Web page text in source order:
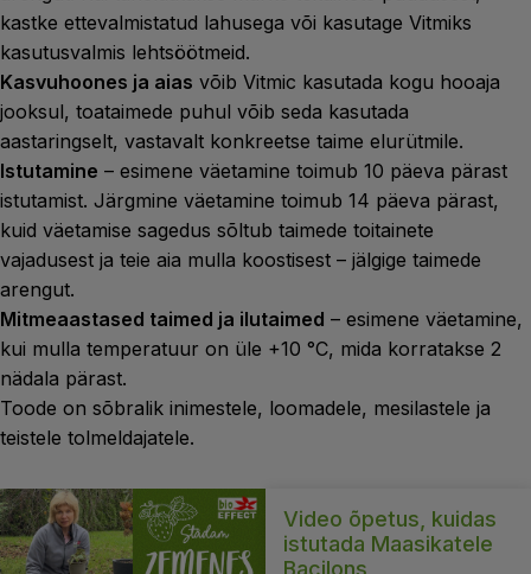
kastke ettevalmistatud lahusega või kasutage Vitmiks
kasutusvalmis lehtsöötmeid.
Kasvuhoones ja aias võib Vitmic kasutada kogu hooaja
jooksul, toataimede puhul võib seda kasutada
aastaringselt, vastavalt konkreetse taime elurütmile.
Istutamine – esimene väetamine toimub 10 päeva pärast
istutamist. Järgmine väetamine toimub 14 päeva pärast,
kuid väetamise sagedus sõltub taimede toitainete
vajadusest ja teie aia mulla koostisest – jälgige taimede
arengut.
Mitmeaastased taimed ja ilutaimed – esimene väetamine,
kui mulla temperatuur on üle +10 °C, mida korratakse 2
nädala pärast.
Toode on sõbralik inimestele, loomadele, mesilastele ja
teistele tolmeldajatele.
Video õpetus, kuidas
istutada Maasikatele